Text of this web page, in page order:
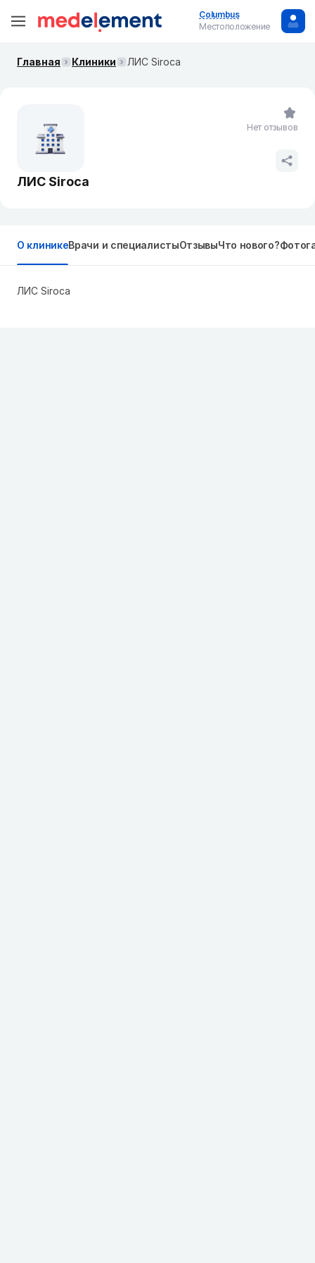
Columbus
Местоположение
Главная Клиники ЛИС Siroca
ЛИС Siroca
Нет отзывов
О клиникеВрачи и специалистыОтзывыЧто нового?
ЛИС Siroca